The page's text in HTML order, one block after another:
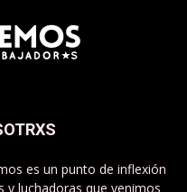
es un punto de inflexión
y luchadoras que venimos